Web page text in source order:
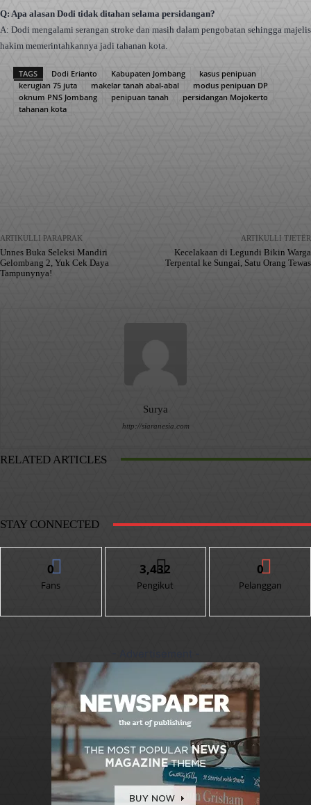
Q: Apa alasan Dodi tidak ditahan selama persidangan?
A: Dodi mengalami serangan stroke dan masih dalam pengobatan sehingga majelis
hakim memerintahkannya jadi tahanan kota.
TAGS Dodi Erianto Kabupaten Jombang
kasus penipuan
kerugian 75 juta
makelar tanah abal-abal
modus penipuan DP
oknum PNS Jombang
penipuan tanah
persidangan Mojokerto
tahanan kota
ARTIKULLI PARAPRAK
Unnes Buka Seleksi Mandiri
Gelombang 2, Yuk Cek Daya
Tampunynya!
ARTIKULLI TJETËR
Kecelakaan di Legundi Bikin Warga
Terpental ke Sungai, Satu Orang Tewas
Surya
http://siaranesia.com
RELATED ARTICLES
STAY CONNECTED
0
Fans
3,432
Pengikut
0
Pelanggan